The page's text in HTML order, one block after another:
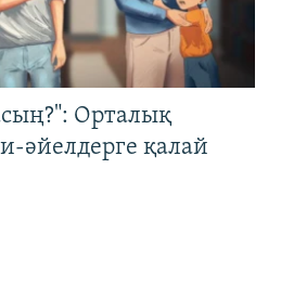
Орталық
әйелдерге қалай